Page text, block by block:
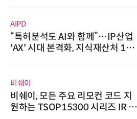
AIPD
“특허분석도 AI와 함께”…IP산업
'AX' 시대 본격화, 지식재산처 1호
비쉐이
비쉐이, 모든 주요 리모컨 코드 지
원하는 TSOP15300 시리즈 IR 수